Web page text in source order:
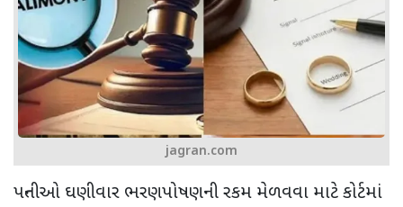
jagran.com
પત્નીઓ ઘણીવાર ભરણપોષણની રકમ મેળવવા માટે કોર્ટમાં